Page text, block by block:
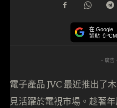
在 Google
緊貼《
- 廣告
電子產品 JVC 最近推出了
見活躍於電視市場。趁著